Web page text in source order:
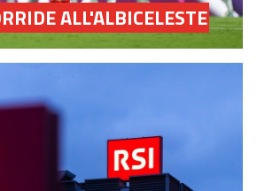
ALL'ALBICELESTE